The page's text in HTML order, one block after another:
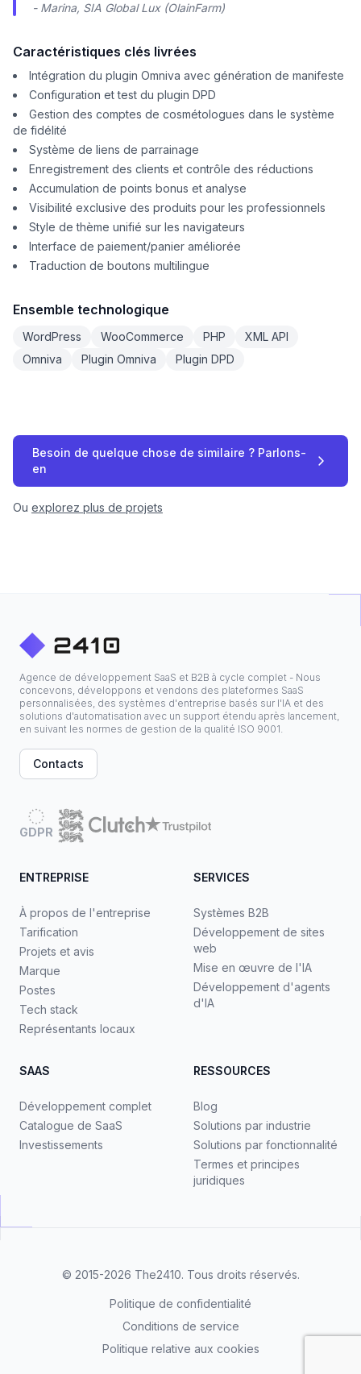
- Marina, SIA Global Lux (OlainFarm)
Caractéristiques clés livrées
Intégration du plugin Omniva avec génération de manifeste
Configuration et test du plugin DPD
Gestion des comptes de cosmétologues dans le système
de fidélité
Système de liens de parrainage
Enregistrement des clients et contrôle des réductions
Accumulation de points bonus et analyse
Visibilité exclusive des produits pour les professionnels
Style de thème unifié sur les navigateurs
Interface de paiement/panier améliorée
Traduction de boutons multilingue
Ensemble technologique
WordPress WooCommerce PHP
XML API
Omniva
Plugin Omniva Plugin DPD
Besoin de quelque chose de similaire ? Parlons-
en
Ou explorez plus de projets
Agence de développement SaaS et B2B à cycle complet - Nous
concevons, développons et vendons des plateformes SaaS
personnalisées, des systèmes d'entreprise basés sur l'IA et des
solutions d'automatisation avec un support étendu après lancement,
en suivant les normes de gestion de la qualité ISO 9001.
Contacts
GDPR
ENTREPRISE
À propos de l'entreprise
Tarification
Projets et avis
Marque
Postes
Tech stack
Représentants locaux
SERVICES
Systèmes B2B
Développement de sites
web
Mise en œuvre de l'IA
Développement d'agents
d'IA
SAAS
Développement complet
Catalogue de SaaS
Investissements
RESSOURCES
Blog
Solutions par industrie
Solutions par fonctionnalité
Termes et principes
juridiques
© 2015-2026 The2410. Tous droits réservés.
Politique de confidentialité
Conditions de service
Politique relative aux cookies